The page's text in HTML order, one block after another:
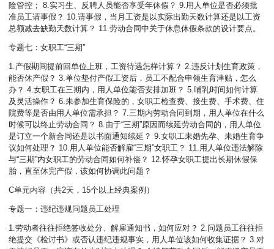
险管控； 8.实习生、反聘人员能否享受年休假？ 9.用人单位是否必须批
准员工请事假？ 10.请事假，当月工资是以实际出勤天数计算还是以工资
总额减去缺勤天数计算？ 11.劳动合同中关于休息休假条款的设计要点。
专题七：女职工“三期”
1.产假期间提前回单位上班，工资待遇怎样计算？ 2.违反计划生育政策，
能否休产假？ 3.单位垫付产假工资后，员工不配合申领生育津贴，怎么
办？ 4.女职工在三期内，用人单位能否安排加班？ 5.哺乳时间如何计算
及灵活操作？ 6.未参加生育保险的，女职工检查费、接生费、手术费、住
院费等是否由用人单位需承担？ 7.三期内劳动合同到期，用人单位在什么
时候可以终止劳动合同？ 8.由于“三期”原因而续延劳动合同的，用人单位
是订立一个新合同还是以书面通知续延？ 9.女职工未婚先孕、未婚生育争
议如何处理？ 10.用人单位能否解雇“三期”女职工？ 11.用人单位违法解除
与“三期”内女职工的劳动合同如何补偿？ 12.怀孕女职工提出长期休假保
胎，直至休完产假，该如何协调此问题？
C单元内容（共2天，15个以上经典案例）
专题一：违纪违规问题员工处理
1.劳动者往往拒绝签收处分、解雇通知书，如何应对？ 2.问题员工往往拒
绝提交《检讨书》或否认违纪违规事实，用人单位该如何收集证据？ 3.对